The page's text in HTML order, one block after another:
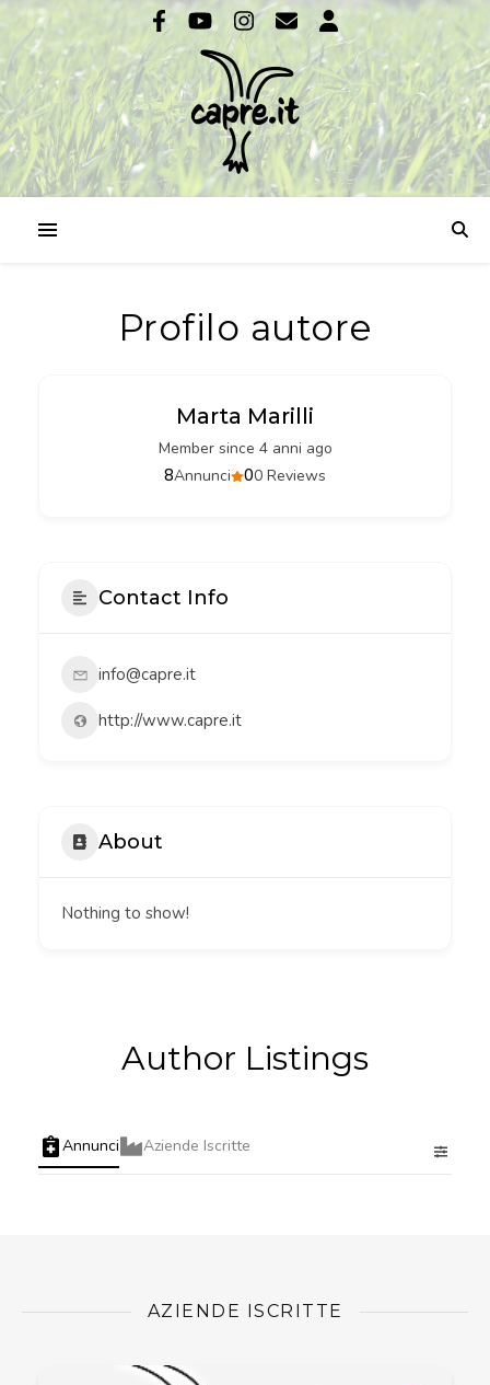
Profilo autore
Marta Marilli
Member since 4 anni ago
00 Reviews
8Annunci
Contact Info
info@capre.it
http://www.capre.it
About
Nothing to show!
Author Listings
Annunci Aziende Iscritte
AZIENDE ISCRITTE